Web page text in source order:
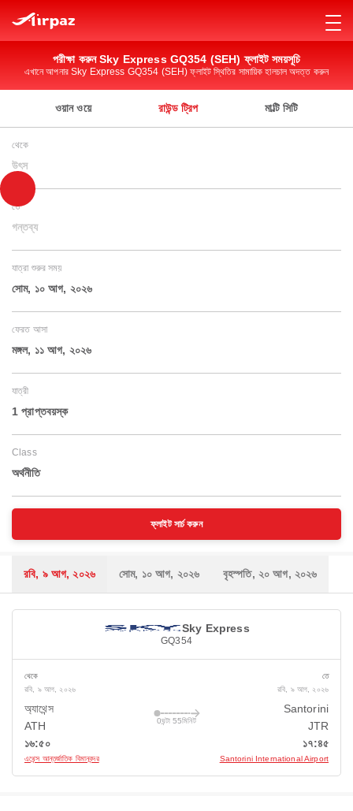
পরীক্ষা করুন Sky Express GQ354 (SEH) ফ্লাইট সময়সূচি
এখানে আপনার Sky Express GQ354 (SEH) ফ্লাইট স্থিতির সামায়িক হালচাল অদত্ত করুন
ওয়ান ওয়ে রাউন্ড ট্রিপ মাল্টি সিটি
থেকে
উৎস
তে
গন্তব্য
যাত্রা শুরুর সময়
সোম, ১০ আগ, ২০২৬
ফেরত আসা
মঙ্গল, ১১ আগ, ২০২৬
যাত্রী
1 প্রাপ্তবয়স্ক
Class
অর্থনীতি
ফ্লাইট সার্চ করুন
রবি, ৯ আগ, ২০২৬ সোম, ১০ আগ, ২০২৬ বৃহস্পতি, ২০ আগ, ২০২৬
Sky Express
GQ354
থেকে
রবি, ৯ আগ, ২০২৬
অ্যাথেন্স
ATH
১৬:৫০
এথেন্স আন্তর্জাতিক বিমানবন্দর
0ঘন্টা 55মিনিট
তে
রবি, ৯ আগ, ২০২৬
Santorini
JTR
১৭:৪৫
Santorini International Airport